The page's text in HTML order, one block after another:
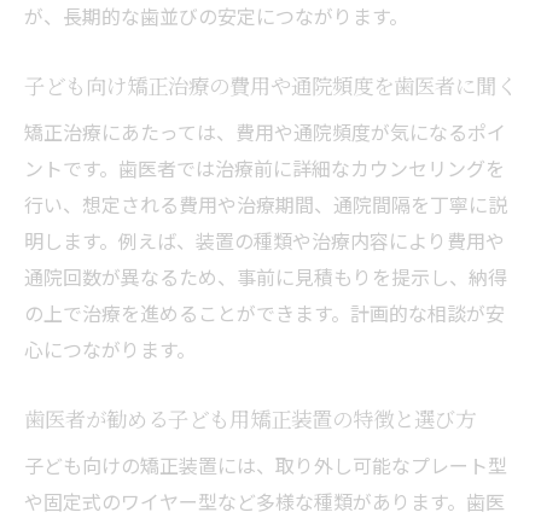
が、長期的な歯並びの安定につながります。
子ども向け矯正治療の費用や通院頻度を歯医者に聞く
矯正治療にあたっては、費用や通院頻度が気になるポイ
ントです。歯医者では治療前に詳細なカウンセリングを
行い、想定される費用や治療期間、通院間隔を丁寧に説
明します。例えば、装置の種類や治療内容により費用や
通院回数が異なるため、事前に見積もりを提示し、納得
の上で治療を進めることができます。計画的な相談が安
心につながります。
歯医者が勧める子ども用矯正装置の特徴と選び方
子ども向けの矯正装置には、取り外し可能なプレート型
や固定式のワイヤー型など多様な種類があります。歯医